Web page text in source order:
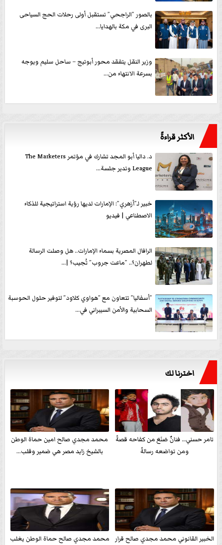
بالصور ”الراجحي” تستقبل أولى رحلات الحج السياحى
البرى في مكة بالهدايا...
وزير النقل يتفقد محور أبوتيج – ساحل سليم ويوجه
بسرعة الانتهاء من...
الأكثر قراءةً
د. داليا أبو المجد تشارك في مؤتمر The Marketers
League وتدير جلسة...
خبير لـ”أزهري”: الإمارات لديها رؤية استراتيجية للذكاء
الاصطناعي | فيديو
الرافال المصرية بسماء الإمارات.. هل وصلت الرسالة
لطهران؟.. ”ماعت جروب” تُجيب؟ |...
”أسفاليا” تتعاون مع ”هواوي كلاود” لتوفير حلول الحوسبة
السحابية والأمن السيبراني في...
اخترنا لك
تامر حسني… فنانٌ صَنَعَ من كفاحه قصةً
ومن تواضعه رسالةً
محمد مجدي صالح امين حماة الوطن
بالشيخ زايد مصر هي ضمير وقلب...
الخبير القانوني محمد مجدي صالح قرار محمد مجدي صالح حماة الوطن يغلب